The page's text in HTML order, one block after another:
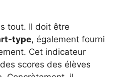
tout. Il doit être
type, également fourni
Cet indicateur
scores des élèves